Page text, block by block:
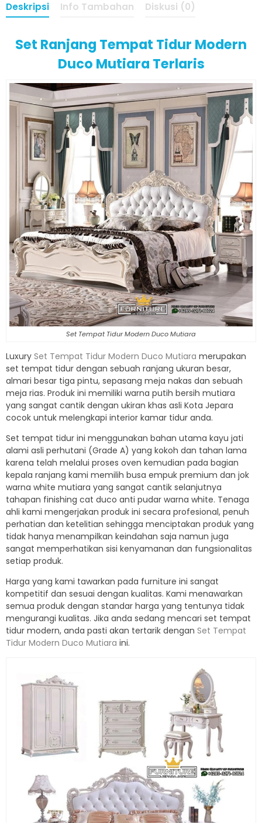
Deskripsi Info Tambahan Diskusi (0)
Set Ranjang Tempat Tidur Modern
Duco Mutiara Terlaris
Set Tempat Tidur Modern Duco Mutiara
Luxury Set Tempat Tidur Modern Duco Mutiara merupakan
set tempat tidur dengan sebuah ranjang ukuran besar,
almari besar tiga pintu, sepasang meja nakas dan sebuah
meja rias. Produk ini memiliki warna putih bersih mutiara
yang sangat cantik dengan ukiran khas asli Kota Jepara
cocok untuk melengkapi interior kamar tidur anda.
Set tempat tidur ini menggunakan bahan utama kayu jati
alami asli perhutani (Grade A) yang kokoh dan tahan lama
karena telah melalui proses oven kemudian pada bagian
kepala ranjang kami memilih busa empuk premium dan jok
warna white mutiara yang sangat cantik selanjutnya
tahapan finishing cat duco anti pudar warna white. Tenaga
ahli kami mengerjakan produk ini secara profesional, penuh
perhatian dan ketelitian sehingga menciptakan produk yang
tidak hanya menampilkan keindahan saja namun juga
sangat memperhatikan sisi kenyamanan dan fungsionalitas
setiap produk.
Harga yang kami tawarkan pada furniture ini sangat
kompetitif dan sesuai dengan kualitas. Kami menawarkan
semua produk dengan standar harga yang tentunya tidak
mengurangi kualitas. Jika anda sedang mencari set tempat
tidur modern, anda pasti akan tertarik dengan Set Tempat
Tidur Modern Duco Mutiara ini.